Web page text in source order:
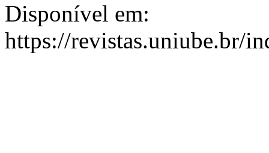
Disponível em:
https://revistas.uniube.br/